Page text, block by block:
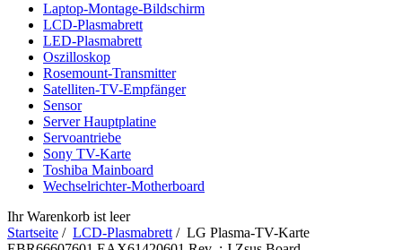
Laptop-Montage-Bildschirm
LCD-Plasmabrett
LED-Plasmabrett
Oszilloskop
Rosemount-Transmitter
Satelliten-TV-Empfänger
Sensor
Server Hauptplatine
Servoantriebe
Sony TV-Karte
Toshiba Mainboard
Wechselrichter-Motherboard
Ihr Warenkorb ist leer
Startseite / LCD-Plasmabrett / LG Plasma-TV-Karte